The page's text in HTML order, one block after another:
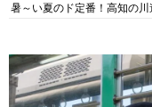
暑～い夏のド定番！高知の